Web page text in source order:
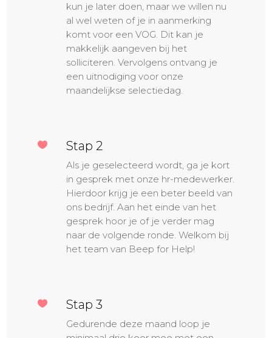
kun je later doen, maar we willen nu
al wel weten of je in aanmerking
komt voor een VOG. Dit kan je
makkelijk aangeven bij het
solliciteren. Vervolgens ontvang je
een uitnodiging voor onze
maandelijkse selectiedag.
 Stap 2
Als je geselecteerd wordt, ga je kort
in gesprek met onze hr-medewerker.
Hierdoor krijg je een beter beeld van
ons bedrijf. Aan het einde van het
gesprek hoor je of je verder mag
naar de volgende ronde. Welkom bij
het team van Beep for Help!
 Stap 3
Gedurende deze maand loop je